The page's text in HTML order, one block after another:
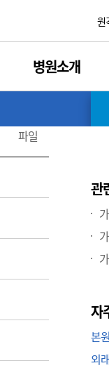
원
병원소개
파일
관
자
본원
외